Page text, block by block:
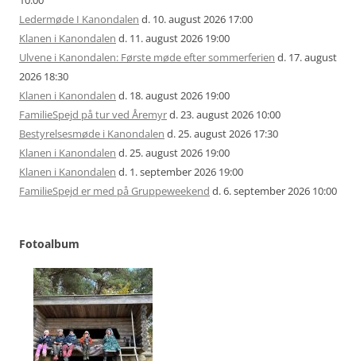
Ledermøde I Kanondalen d. 10. august 2026 17:00
Klanen i Kanondalen d. 11. august 2026 19:00
Ulvene i Kanondalen: Første møde efter sommerferien d. 17. august
2026 18:30
Klanen i Kanondalen d. 18. august 2026 19:00
FamilieSpejd på tur ved Åremyrd. 23. august 2026 10:00
Bestyrelsesmøde i Kanondalen d. 25. august 2026 17:30
Klanen i Kanondalen d. 25. august 2026 19:00
Klanen i Kanondalen d. 1. september 2026 19:00
FamilieSpejd er med på Gruppeweekend d. 6. september 2026 10:00
Fotoalbum